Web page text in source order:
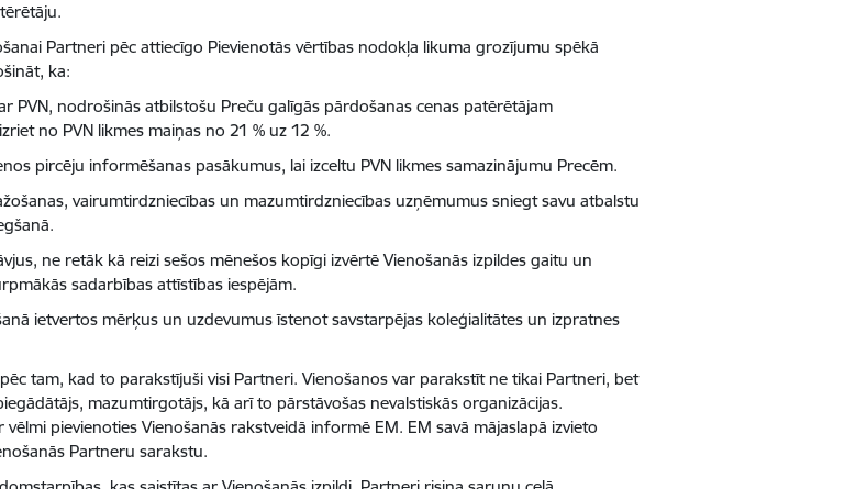
Partneri pēc attiecīgo Pievienotās vērtības nodokļa likuma grozījumu spēkā
ka:
PVN, nodrošinās atbilstošu Preču galīgās pārdošanas cenas patērētājam
no PVN likmes maiņas no 21 % uz 12 %.
pircēju informēšanas pasākumus, lai izceltu PVN likmes samazinājumu Precēm.
vairumtirdzniecības un mazumtirdzniecības uzņēmumus sniegt savu atbalstu
ne retāk kā reizi sešos mēnešos kopīgi izvērtē Vienošanās izpildes gaitu un
sadarbības attīstības iespējām.
ietvertos mērķus un uzdevumus īstenot savstarpējas koleģialitātes un izpratnes
tam, kad to parakstījuši visi Partneri. Vienošanos var parakstīt ne tikai Partneri, bet
mazumtirgotājs, kā arī to pārstāvošas nevalstiskās organizācijas.
pievienoties Vienošanās rakstveidā informē EM. EM savā mājaslapā izvieto
Partneru sarakstu.